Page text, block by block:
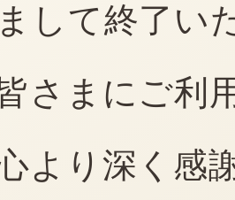
して終了い
さまにご利
より深く感